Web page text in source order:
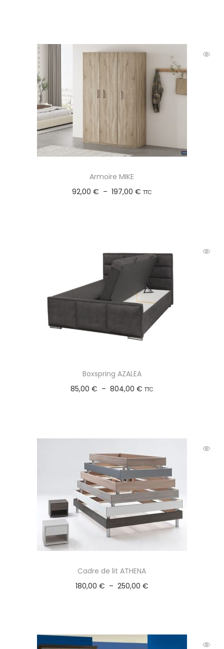
Armoire MIKE
92,00 € – 197,00 € TTC
Boxspring AZALEA
85,00 € – 804,00 € TTC
Cadre de lit ATHENA
180,00 € – 250,00 €